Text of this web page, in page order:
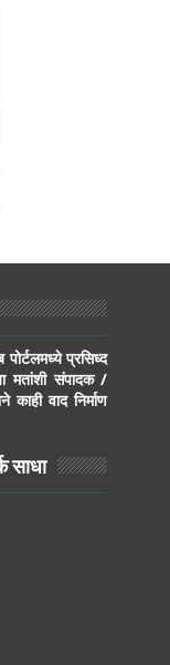
प्रसिध्द
मतांशी संपादक /
वाद निर्माण
साधा